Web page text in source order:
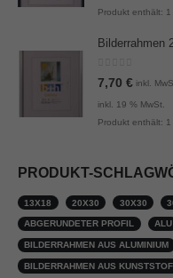
Produkt enthält: 1
Bilderrahmen
0 von 5
7,70 € inkl.
inkl. 19 % MwSt.
Produkt enthält: 1
PRODUKT-
13X18 20X30 30X30
ABGERUNDETER PROFIL ALU
BILDERRAHMEN AUS ALUMINIUM
BILDERRAHMEN AUS